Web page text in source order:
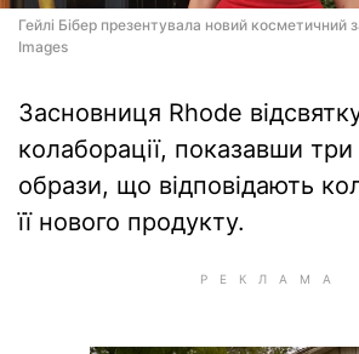
Гейлі Бібер презентувала новий косметичний
Images
Засновниця Rhode
колаборації, показавши три
образи, що відповідають
її нового продукту.